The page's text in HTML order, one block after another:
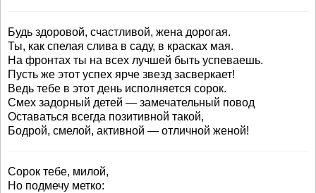
Будь здоровой, счастливой, жена дорогая.
Ты, как спелая слива в саду, в красках мая.
На фронтах ты на всех лучшей быть успеваешь.
Пусть же этот успех ярче звезд засверкает!
Ведь тебе в этот день исполняется сорок.
Смех задорный детей — замечательный повод
Оставаться всегда позитивной такой,
Бодрой, смелой, активной — отличной женой!
Сорок тебе, милой,
Но подмечу метко: